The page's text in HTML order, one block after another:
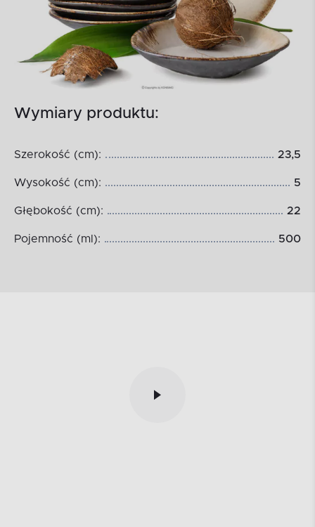
Wymiary produktu:
Szerokość (cm): 23,5
Wysokość (cm): 5
Głębokość (cm): 22
Pojemność (ml): 500